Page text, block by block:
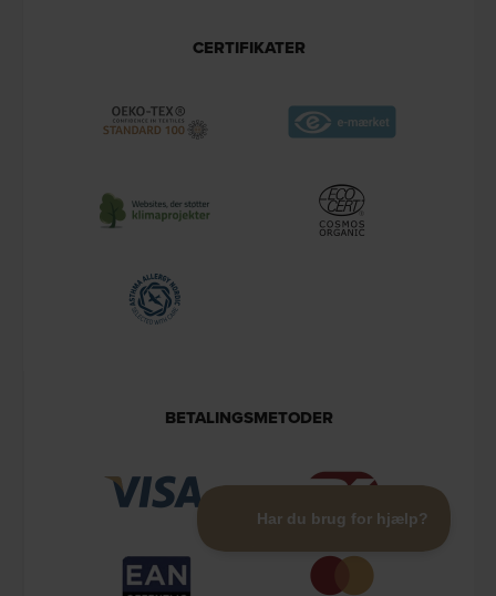
CERTIFIKATER
BETALINGSMETODER